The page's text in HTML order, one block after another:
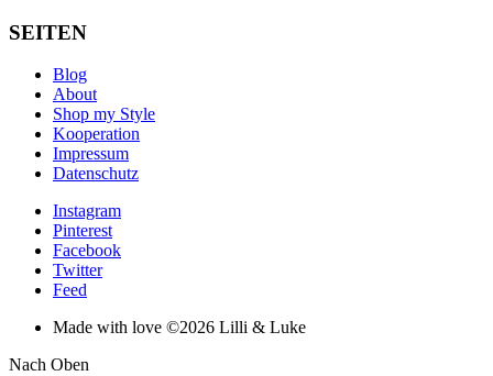
SEITEN
Blog
About
Shop my Style
Kooperation
Impressum
Datenschutz
Instagram
Pinterest
Facebook
Twitter
Feed
Made with love ©2026 Lilli & Luke
Nach Oben